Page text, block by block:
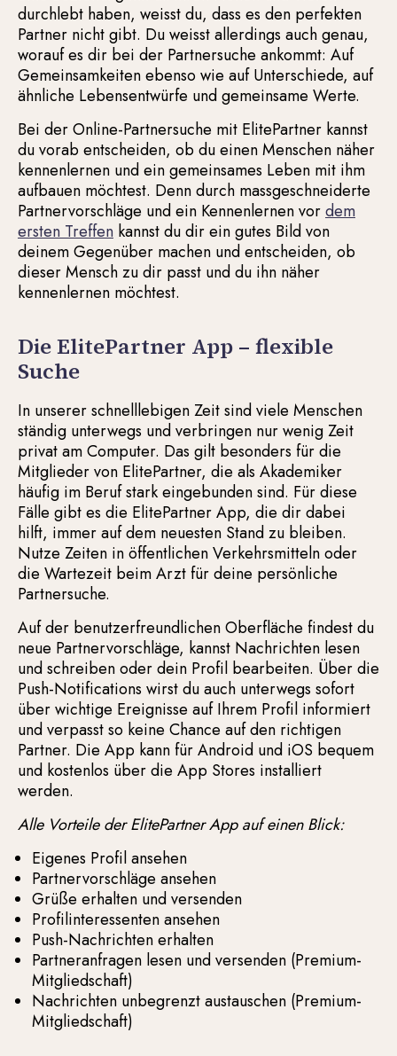
durchlebt haben, weisst du, dass es den perfekten
Partner nicht gibt. Du weisst allerdings auch genau,
worauf es dir bei der Partnersuche ankommt: Auf
Gemeinsamkeiten ebenso wie auf Unterschiede, auf
ähnliche Lebensentwürfe und gemeinsame Werte.
Bei der Online-Partnersuche mit ElitePartner kannst
du vorab entscheiden, ob du einen Menschen näher
kennenlernen und ein gemeinsames Leben mit ihm
aufbauen möchtest. Denn durch massgeschneiderte
Partnervorschläge und ein Kennenlernen vordem
ersten Treffen kannst du dir ein gutes Bild von
deinem Gegenüber machen und entscheiden, ob
dieser Mensch zu dir passt und du ihn näher
kennenlernen möchtest.
Die ElitePartner App – flexible
Suche
In unserer schnelllebigen Zeit sind viele Menschen
ständig unterwegs und verbringen nur wenig Zeit
privat am Computer. Das gilt besonders für die
Mitglieder von ElitePartner, die als Akademiker
häufig im Beruf stark eingebunden sind. Für diese
Fälle gibt es die ElitePartner App, die dir dabei
hilft, immer auf dem neuesten Stand zu bleiben.
Nutze Zeiten in öffentlichen Verkehrsmitteln oder
die Wartezeit beim Arzt für deine persönliche
Partnersuche.
Auf der benutzerfreundlichen Oberfläche findest du
neue Partnervorschläge, kannst Nachrichten lesen
und schreiben oder dein Profil bearbeiten. Über die
Push-Notifications wirst du auch unterwegs sofort
über wichtige Ereignisse auf Ihrem Profil informiert
und verpasst so keine Chance auf den richtigen
Partner. Die App kann für Android und iOS bequem
und kostenlos über die App Stores installiert
werden.
Alle Vorteile der ElitePartner App auf einen Blick:
Eigenes Profil ansehen
Partnervorschläge ansehen
Grüße erhalten und versenden
Profilinteressenten ansehen
Push-Nachrichten erhalten
Partneranfragen lesen und versenden (Premium-
Mitgliedschaft)
Nachrichten unbegrenzt austauschen (Premium-
Mitgliedschaft)